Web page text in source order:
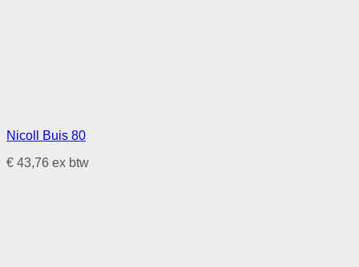
Nicoll Buis 80
€ 43,76 ex btw